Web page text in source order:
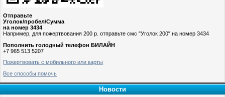
Отправьте
Уголок/пробел/Сумма
на номер 3434
Например, для пожертвования 200 р. отправьте смс "Уголок 200" на номер 3434
Пополнить голодный телефон БИЛАЙН
+7 965 513 5207
Пожертвовать с мобильного или карты
Все способы помочь
Новости